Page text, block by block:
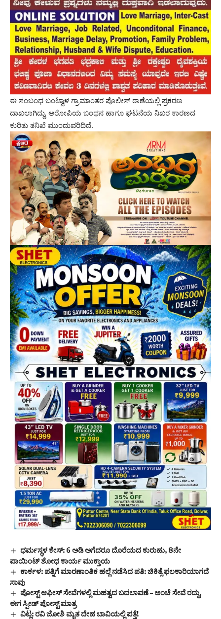
ಈ ಸಂಬಂಧ ಬಂಟ್ವಾಳ ಗ್ರಾಮಾಂತರ ಪೊಲೀಸ್ ಠಾಣೆಯಲ್ಲಿ ಪ್ರಕರಣ
ದಾಖಲಾಗಿದ್ದು, ಆರೋಪಿಯ ಬಂಧನ ಹಾಗೂ ಘಟನೆಯ ನಿಖರ ಕಾರಣದ
ಕುರಿತು ತನಿಖೆ ಮುಂದುವರಿದಿದೆ.
ಧರ್ಮಸ್ಥಳ ಕೇಸ್: 6 ಅಡಿ ಅಗೆದರೂ ದೊರೆಯದ ಕುರುಹು, 8ನೇ
ಪಾಯಿಂಟ್ ಶೋಧ ಕಾರ್ಯ ಮುಕ್ತಾಯ
ಕಾರ್ಕಳ: ಪತ್ನಿಗೆ ಮಾರಣಾಂತಿಕ ಹಲ್ಲೆ ನಡೆಸಿದ ಪತಿ: ಚಿಕಿತ್ಸೆ ಫಲಕಾರಿಯಾಗದೆ
ಸಾವು
ಪೋಸ್ಟ್ ಆಫೀಸ್ ಸೇವೆಗಳಲ್ಲಿ ಮಹತ್ವದ ಬದಲಾವಣೆ – ಅಂಚೆ ಸೇವೆ ರದ್ದು,
ಈಗ ಸ್ಪೀಡ್ ಪೋಸ್ಟ್ ಮಾತ್ರ
ವಿಟ್ಲ: ರವಿ ಜೋಶಿ ಮೃತ ದೇಹ ಬಾವಿಯಲ್ಲಿ ಪತ್ತೆ!